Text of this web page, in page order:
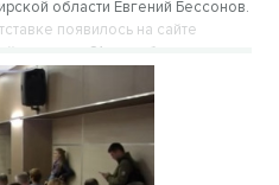
области Евгений Бессонов.
появилось на сайте
утром 21 сентября.